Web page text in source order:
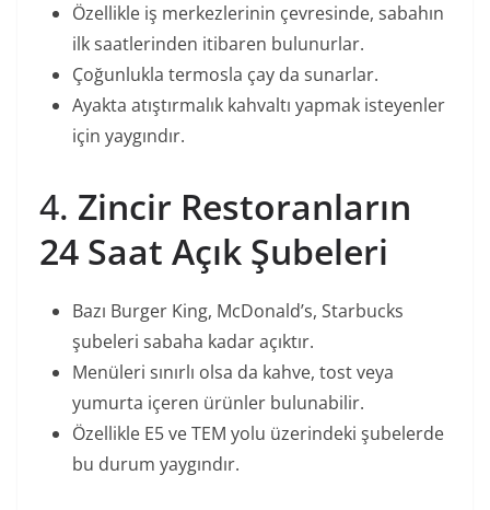
Özellikle iş merkezlerinin çevresinde, sabahın
ilk saatlerinden itibaren bulunurlar.
Çoğunlukla termosla çay da sunarlar.
Ayakta atıştırmalık kahvaltı yapmak isteyenler
için yaygındır.
4. Zincir Restoranların
24 Saat Açık Şubeleri
Bazı Burger King, McDonald’s, Starbucks
şubeleri sabaha kadar açıktır.
Menüleri sınırlı olsa da kahve, tost veya
yumurta içeren ürünler bulunabilir.
Özellikle E5 ve TEM yolu üzerindeki şubelerde
bu durum yaygındır.